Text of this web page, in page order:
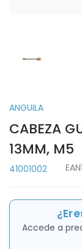
ANGUILA
CABEZA
13MM, M5
41001002
Accede a